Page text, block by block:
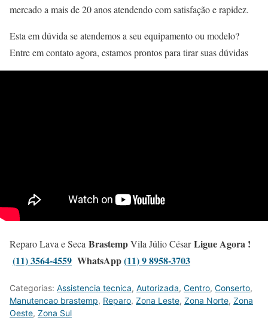
mercado a mais de 20 anos atendendo com satisfação e rapidez.
Esta em dúvida se atendemos a seu equipamento ou modelo?
Entre em contato agora, estamos prontos para tirar suas dúvidas
Reparo Lava e Seca BrastempVila Júlio CésarLigue Agora !
(11) 3564-4559 WhatsApp(11) 9 8958-3703
Categorias: Assistencia tecnica, Autorizada, Centro, Conserto,
Manutencao brastemp, Reparo, Zona Leste, Zona Norte, Zona
Oeste, Zona Sul